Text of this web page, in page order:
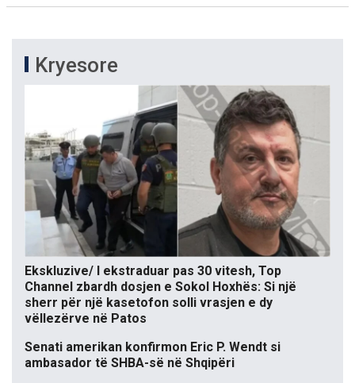
Kryesore
Ekskluzive/ I ekstraduar pas 30 vitesh, Top
Channel zbardh dosjen e Sokol Hoxhës: Si një
sherr për një kasetofon solli vrasjen e dy
vëllezërve në Patos
Senati amerikan konfirmon Eric P. Wendt si
ambasador të SHBA-së në Shqipëri